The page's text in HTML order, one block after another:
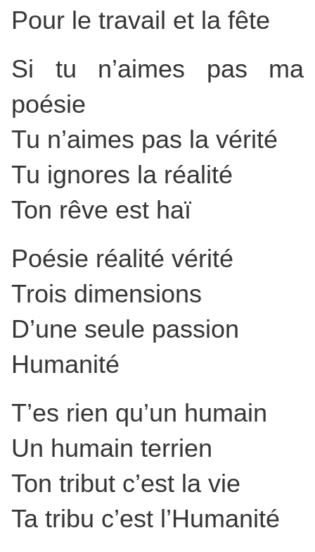
Pour le travail et la fête
Si tu n’aimes pas ma
poésie
Tu n’aimes pas la vérité
Tu ignores la réalité
Ton rêve est haï
Poésie réalité vérité
Trois dimensions
D’une seule passion
Humanité
T’es rien qu’un humain
Un humain terrien
Ton tribut c’est la vie
Ta tribu c’est l’Humanité